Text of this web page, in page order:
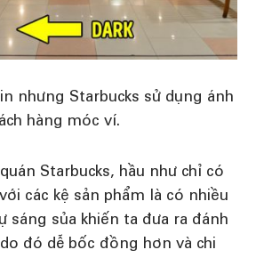
nhưng Starbucks sử dụng ánh
hàng móc ví.
Starbucks, hầu như chỉ có
các kệ sản phẩm là có nhiều
sáng sủa khiến ta đưa ra đánh
đó dễ bốc đồng hơn và chi